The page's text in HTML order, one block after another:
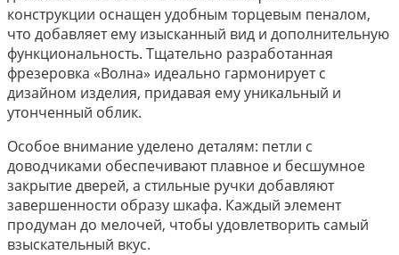
конструкции оснащен удобным торцевым пеналом,
что добавляет ему изысканный вид и дополнительную
функциональность. Тщательно разработанная
фрезеровка «Волна» идеально гармонирует с
дизайном изделия, придавая ему уникальный и
утонченный облик.
Особое внимание уделено деталям: петли с
доводчиками обеспечивают плавное и бесшумное
закрытие дверей, а стильные ручки добавляют
завершенности образу шкафа. Каждый элемент
продуман до мелочей, чтобы удовлетворить самый
взыскательный вкус.